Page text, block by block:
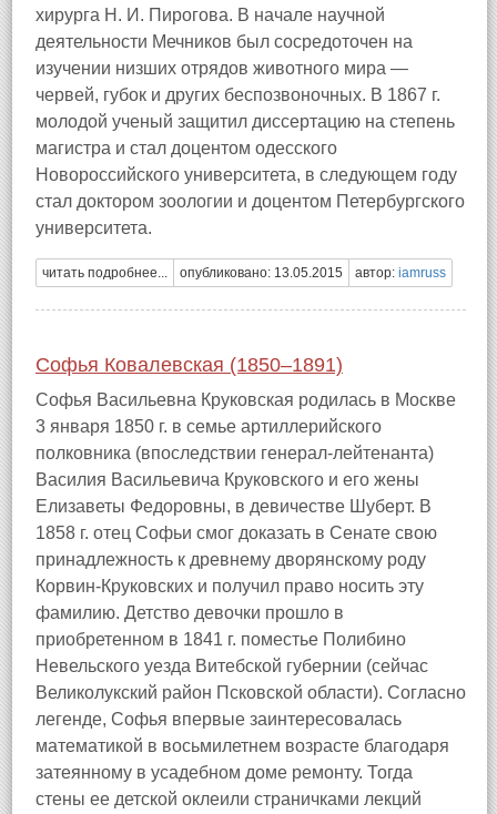
хирурга Н. И. Пирогова. В начале научной
деятельности Мечников был сосредоточен на
изучении низших отрядов животного мира —
червей, губок и других беспозвоночных. В 1867 г.
молодой ученый защитил диссертацию на степень
магистра и стал доцентом одесского
Новороссийского университета, в следующем году
стал доктором зоологии и доцентом Петербургского
университета.
читать подробнее... опубликовано: 13.05.2015 автор: iamruss
Софья Ковалевская (1850–1891)
Софья Васильевна Круковская родилась в Москве
3 января 1850 г. в семье артиллерийского
полковника (впоследствии генерал-лейтенанта)
Василия Васильевича Круковского и его жены
Елизаветы Федоровны, в девичестве Шуберт. В
1858 г. отец Софьи смог доказать в Сенате свою
принадлежность к древнему дворянскому роду
Корвин-Круковских и получил право носить эту
фамилию. Детство девочки прошло в
приобретенном в 1841 г. поместье Полибино
Невельского уезда Витебской губернии (сейчас
Великолукский район Псковской области). Согласно
легенде, Софья впервые заинтересовалась
математикой в восьмилетнем возрасте благодаря
затеянному в усадебном доме ремонту. Тогда
стены ее детской оклеили страничками лекций